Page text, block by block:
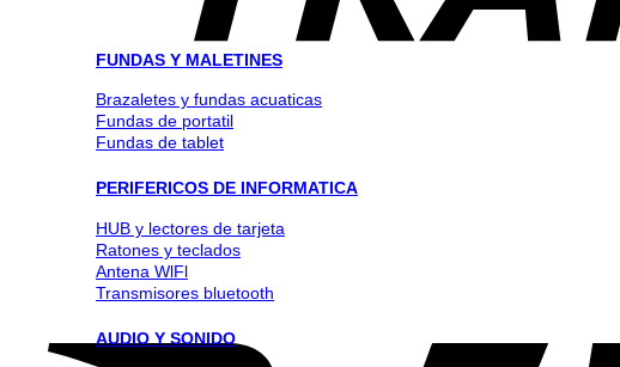
FUNDAS Y MALETINES
Brazaletes y fundas acuaticas
Fundas de portatil
Fundas de tablet
PERIFERICOS DE INFORMATICA
HUB y lectores de tarjeta
Ratones y teclados
Antena WlFl
Transmisores bluetooth
AUDIO Y SONIDO